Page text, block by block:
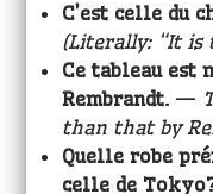
C’est celle du
(Literally: “It is
Ce tableau est
Rembrandt. —
than that by
Quelle robe
celle de